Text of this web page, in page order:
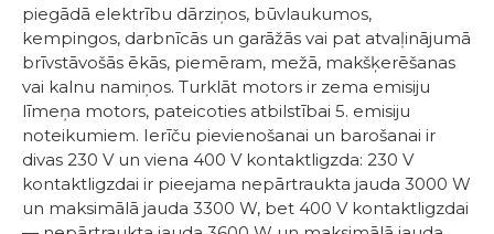
piegādā elektrību dārziņos, būvlaukumos,
kempingos, darbnīcās un garāžās vai pat atvaļinājumā
brīvstāvošās ēkās, piemēram, mežā, makšķerēšanas
vai kalnu namiņos. Turklāt motors ir zema emisiju
līmeņa motors, pateicoties atbilstībai 5. emisiju
noteikumiem. Ierīču pievienošanai un barošanai ir
divas 230 V un viena 400 V kontaktligzda: 230 V
kontaktligzdai ir pieejama nepārtraukta jauda 3000 W
un maksimālā jauda 3300 W, bet 400 V kontaktligzdai